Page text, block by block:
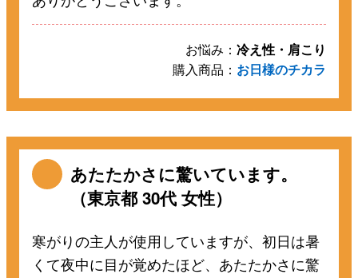
お悩み： 冷え性・肩こり
購入商品： お日様のチカラ
あたたかさに驚いています。
（東京都 30代 女性）
寒がりの主人が使用していますが、初日は暑
くて夜中に目が覚めたほど、あたたかさに驚